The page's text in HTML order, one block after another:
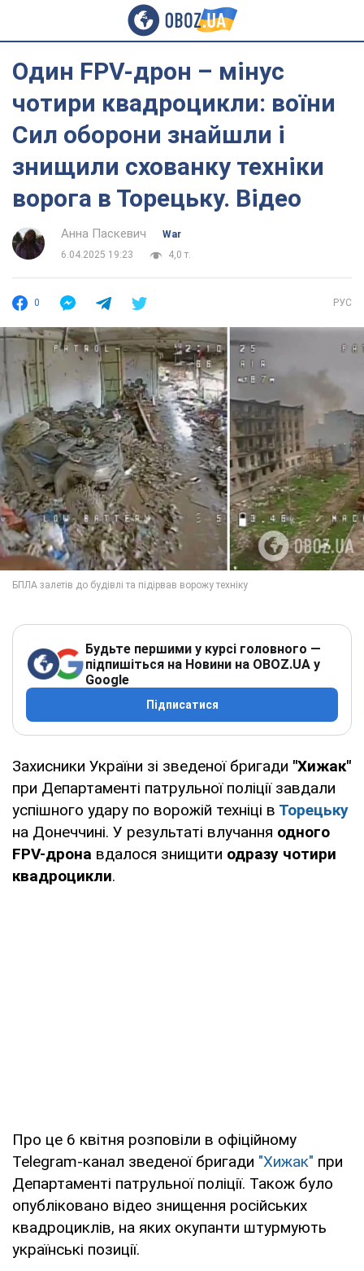
Один FPV-дрон – мінус
чотири квадроцикли: воїни
Сил оборони знайшли і
знищили схованку техніки
ворога в Торецьку. Відео
Анна Паскевич
War
6.04.2025 19:23
4,0 т.
0 РУС
Будьте першими у курсі головного —
підпишіться на Новини на OBOZ.UA у
Google
Підписатися
Захисники України зі зведеної бригади "Хижак"
при Департаменті патрульної поліції завдали
успішного удару по ворожій техніці в Торецьку
на Донеччині. У результаті влучання одного
FPV-дрона вдалося знищити одразу чотири
квадроцикли.
Про це 6 квітня розповіли в офіційному
Telegram-канал зведеної бригади "Хижак" при
Департаменті патрульної поліції. Також було
опубліковано відео знищення російських
квадроциклів, на яких окупанти штурмують
українські позиції.